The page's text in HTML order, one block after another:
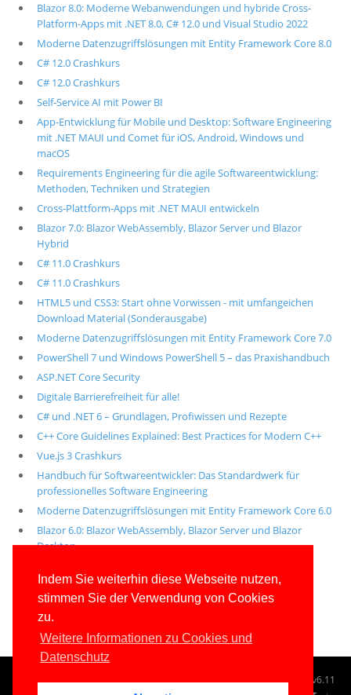
Indem Sie weiterhin diese Webseite nutzen,
stimmen Sie der Verwendung von Cookies
zu.
Weitere Informationen zu Cookies und
Datenschutz
Blazor 8.0: Moderne Webanwendungen und hybride Cross-
Platform-Apps mit .NET 8.0, C# 12.0 und Visual Studio 2022
Moderne Datenzugriffslösungen mit Entity Framework Core 8.0
C# 12.0 Crashkurs
C# 12.0 Crashkurs
Self-Service AI mit Power BI
App-Entwicklung für Mobile und Desktop: Software Engineering
mit .NET MAUI und Comet für iOS, Android, Windows und
macOS
Requirements Engineering für die agile Softwareentwicklung:
Methoden, Techniken und Strategien
Cross-Plattform-Apps mit .NET MAUI entwickeln
Blazor 7.0: Blazor WebAssembly, Blazor Server und Blazor
Hybrid
C# 11.0 Crashkurs
C# 11.0 Crashkurs
HTML5 und CSS3: Start ohne Vorwissen - mit umfangeichen
Download Material (Sonderausgabe)
Moderne Datenzugriffslösungen mit Entity Framework Core 7.0
PowerShell 7 und Windows PowerShell 5 – das Praxishandbuch
ASP.NET Core Security
Digitale Barrierefreiheit für alle!
C# und .NET 6 – Grundlagen, Profiwissen und Rezepte
C++ Core Guidelines Explained: Best Practices for Modern C++
Vue.js 3 Crashkurs
Handbuch für Softwareentwickler: Das Standardwerk für
professionelles Software Engineering
Moderne Datenzugriffslösungen mit Entity Framework Core 6.0
Blazor 6.0: Blazor WebAssembly, Blazor Server und Blazor
Desktop
Alle unsere aktuellen Fachbücher
E-Book-Abo für ab 99 Euro im Jahr
© 1996-2026www.IT-Visions.de-Dr. Holger Schwichtenberg v6.11